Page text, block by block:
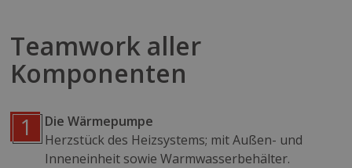
Teamwork aller
Komponenten
Die Wärmepumpe
Herzstück des Heizsystems; mit Außen- und
Inneneinheit sowie Warmwasserbehälter.